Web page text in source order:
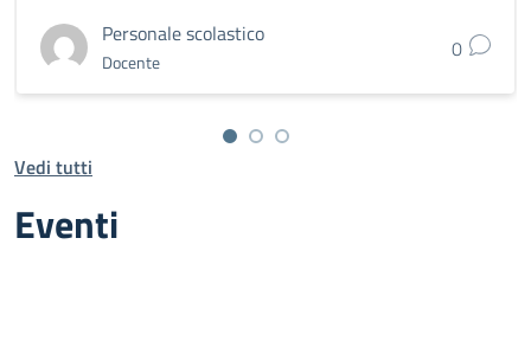
Personale scolastico
Docente 0
Vedi tutti
Eventi